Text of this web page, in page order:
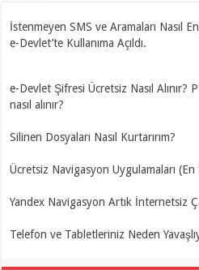
İstenmeyen SMS ve Aramaları Nasıl
e-Devlet’te Kullanıma Açıldı.
e-Devlet Şifresi Ücretsiz Nasıl Alınır?
nasıl alınır?
Silinen Dosyaları Nasıl Kurtarırım?
Ücretsiz Navigasyon Uygulamaları
Yandex Navigasyon Artık İnternetsiz
Telefon ve Tabletleriniz Neden